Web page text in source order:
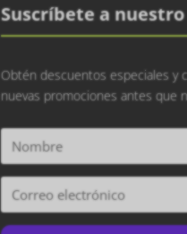
Suscríbete a
Obtén descuentos especiales y
nuevas promociones antes que